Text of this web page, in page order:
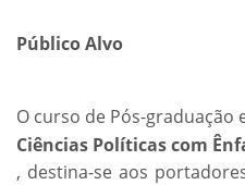
Público Alvo
O curso de Pós-graduação
Ciências Políticas com
, destina-se aos